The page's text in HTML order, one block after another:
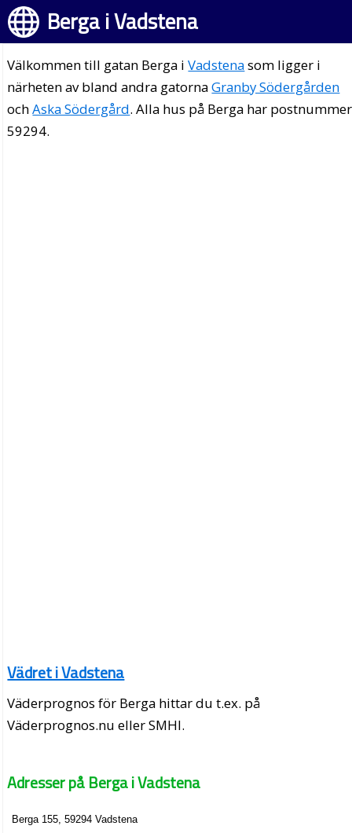
Berga i Vadstena
Välkommen till gatan Berga iVadstenasom ligger i
närheten av bland andra gatornaGranby Södergården
ochAska Södergård. Alla hus på Berga har postnummer
59294.
Vädret i Vadstena
Väderprognos för Berga hittar du t.ex. på
Väderprognos.nu eller SMHI.
Adresser på Berga i Vadstena
Berga 155, 59294 Vadstena